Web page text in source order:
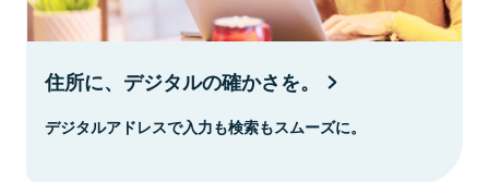
住所に、デジタルの確かさを。
デジタルアドレスで入力も検索もスムーズに。